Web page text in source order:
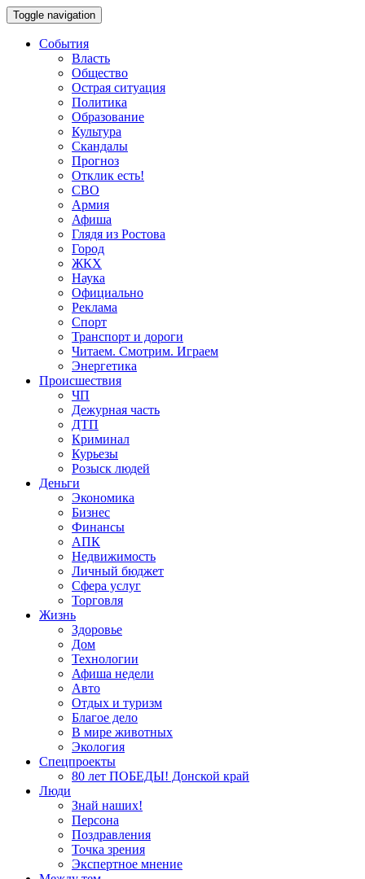
Toggle navigation
События
Власть
Общество
Острая ситуация
Политика
Образование
Культура
Скандалы
Прогноз
Отклик есть!
СВО
Армия
Афиша
Глядя из Ростова
Город
ЖКХ
Наука
Официально
Реклама
Спорт
Транспорт и дороги
Читаем. Смотрим. Играем
Энергетика
Происшествия
ЧП
Дежурная часть
ДТП
Криминал
Курьезы
Розыск людей
Деньги
Экономика
Бизнес
Финансы
АПК
Недвижимость
Личный бюджет
Сфера услуг
Торговля
Жизнь
Здоровье
Дом
Технологии
Афиша недели
Авто
Отдых и туризм
Благое дело
В мире животных
Экология
Спецпроекты
80 лет ПОБЕДЫ! Донской край
Люди
Знай наших!
Персона
Поздравления
Точка зрения
Экспертное мнение